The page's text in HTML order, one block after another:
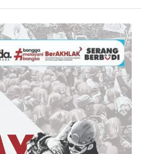
peran sebagai pengawas
demi terwujudnya tata kelola yang baik,”
menjadi perhatian publik karena
yakni transparansi penggunaan
barang milik daerah, yang dinilai
lebih ketat.